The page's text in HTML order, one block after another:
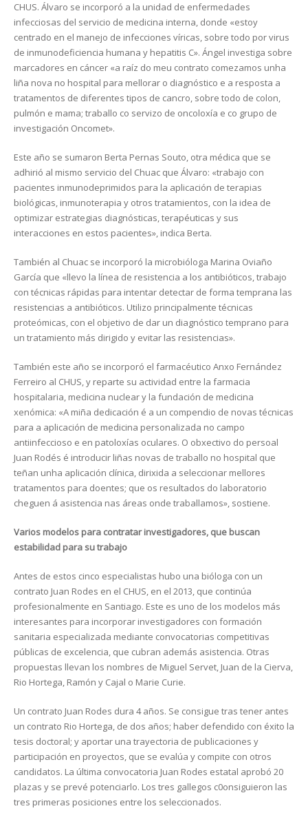
CHUS. Álvaro se incorporó a la unidad de enfermedades
infecciosas del servicio de medicina interna, donde «estoy
centrado en el manejo de infecciones víricas, sobre todo por virus
de inmunodeficiencia humana y hepatitis C». Ángel investiga sobre
marcadores en cáncer «a raíz do meu contrato comezamos unha
liña nova no hospital para mellorar o diagnóstico e a resposta a
tratamentos de diferentes tipos de cancro, sobre todo de colon,
pulmón e mama; traballo co servizo de oncoloxía e co grupo de
investigación Oncomet».
Este año se sumaron Berta Pernas Souto, otra médica que se
adhirió al mismo servicio del Chuac que Álvaro: «trabajo con
pacientes inmunodeprimidos para la aplicación de terapias
biológicas, inmunoterapia y otros tratamientos, con la idea de
optimizar estrategias diagnósticas, terapéuticas y sus
interacciones en estos pacientes», indica Berta.
También al Chuac se incorporó la microbióloga Marina Oviaño
García que «llevo la línea de resistencia a los antibióticos, trabajo
con técnicas rápidas para intentar detectar de forma temprana las
resistencias a antibióticos. Utilizo principalmente técnicas
proteómicas, con el objetivo de dar un diagnóstico temprano para
un tratamiento más dirigido y evitar las resistencias».
También este año se incorporó el farmacéutico Anxo Fernández
Ferreiro al CHUS, y reparte su actividad entre la farmacia
hospitalaria, medicina nuclear y la fundación de medicina
xenómica: «A miña dedicación é a un compendio de novas técnicas
para a aplicación de medicina personalizada no campo
antiinfeccioso e en patoloxías oculares. O obxectivo do persoal
Juan Rodés é introducir liñas novas de traballo no hospital que
teñan unha aplicación clínica, dirixida a seleccionar mellores
tratamentos para doentes; que os resultados do laboratorio
cheguen á asistencia nas áreas onde traballamos», sostiene.
Varios modelos para contratar investigadores, que buscan
estabilidad para su trabajo
Antes de estos cinco especialistas hubo una bióloga con un
contrato Juan Rodes en el CHUS, en el 2013, que continúa
profesionalmente en Santiago. Este es uno de los modelos más
interesantes para incorporar investigadores con formación
sanitaria especializada mediante convocatorias competitivas
públicas de excelencia, que cubran además asistencia. Otras
propuestas llevan los nombres de Miguel Servet, Juan de la Cierva,
Rio Hortega, Ramón y Cajal o Marie Curie.
Un contrato Juan Rodes dura 4 años. Se consigue tras tener antes
un contrato Rio Hortega, de dos años; haber defendido con éxito la
tesis doctoral; y aportar una trayectoria de publicaciones y
participación en proyectos, que se evalúa y compite con otros
candidatos. La última convocatoria Juan Rodes estatal aprobó 20
plazas y se prevé potenciarlo. Los tres gallegos c0onsiguieron las
tres primeras posiciones entre los seleccionados.